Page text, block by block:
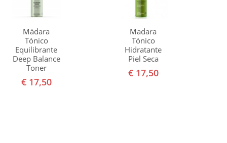
Mádara
Tónico
Equilibrante
Deep Balance
Toner
€ 17,50
Madara
Tónico
Hidratante
Piel Seca
€ 17,50